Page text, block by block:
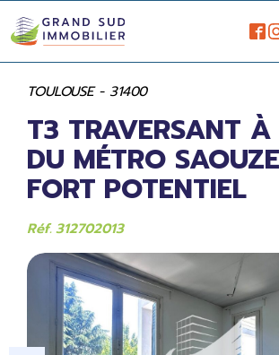
TOULOUSE - 31400
T3 TRAVERSANT
DU MÉTRO
FORT POTENTIEL
Réf. 312702013